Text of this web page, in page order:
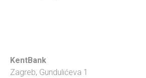
KentBank
Zagreb, Gundulićeva 1